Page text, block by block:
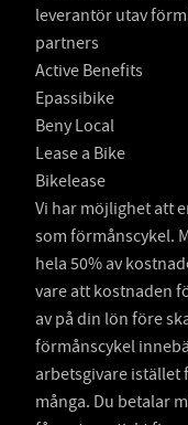
leverantör utav
partners
Active Benefits
Epassibike
Beny Local
Lease a Bike
Bikelease
Vi har möjlighet att
som förmånscykel.
hela 50% av
vare att kostnaden
av på din lön före
förmånscykel
arbetsgivare istället
många. Du betalar